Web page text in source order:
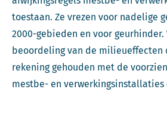
toestaan. Ze vrezen voor nadelige
2000-gebieden en voor geurhinder.
beoordeling van de milieueffecten
rekening gehouden met de
mestbe- en